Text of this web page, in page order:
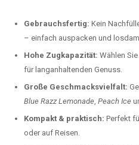
Gebrauchsfertig: Kein
– einfach auspacken und
Hohe Zugkapazität: Wählen
für langanhaltenden Genuss.
Große Geschmacksvielfalt:
Blue Razz Lemonade, Peach Ice
Kompakt & praktisch: Perfekt
oder auf Reisen.